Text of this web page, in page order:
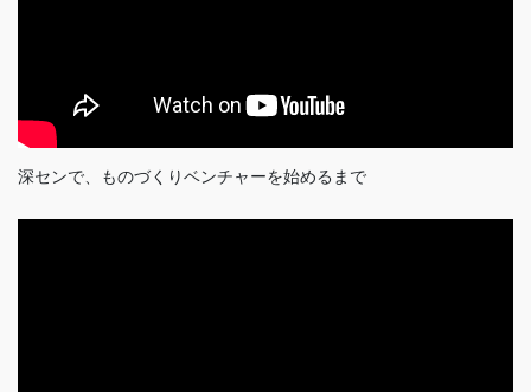
深センで、ものづくりベンチャーを始めるまで